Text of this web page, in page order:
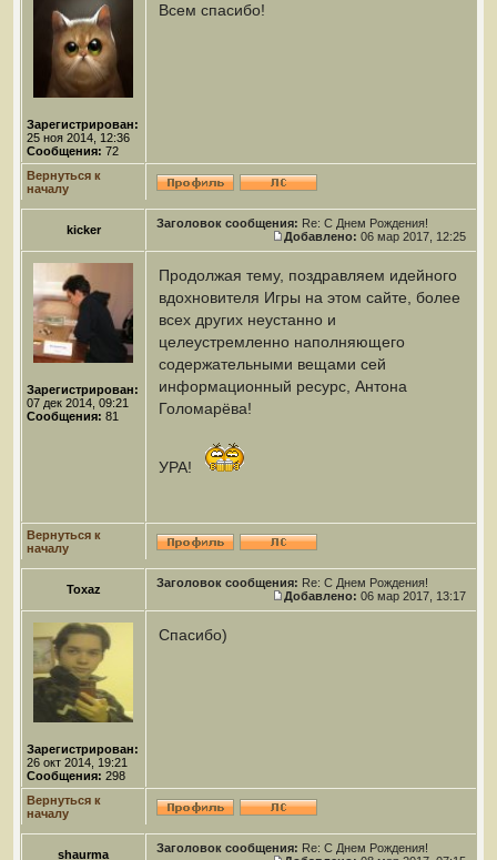
Зарегистрирован:
25 ноя 2014, 12:36
Сообщения: 72
Всем спасибо!
Вернуться к
началу
kicker Заголовок сообщения: Re: С Днем Рождения!
Добавлено: 06 мар 2017, 12:25
Зарегистрирован:
07 дек 2014, 09:21
Сообщения: 81
Продолжая тему, поздравляем идейного
вдохновителя Игры на этом сайте, более
всех других неустанно и
целеустремленно наполняющего
содержательными вещами сей
информационный ресурс, Антона
Голомарёва!
УРА!
Вернуться к
началу
Toxaz Заголовок сообщения: Re: С Днем Рождения!
Добавлено: 06 мар 2017, 13:17
Зарегистрирован:
26 окт 2014, 19:21
Сообщения: 298
Спасибо)
Вернуться к
началу
shaurma Заголовок сообщения: Re: С Днем Рождения!